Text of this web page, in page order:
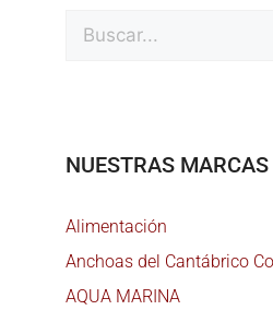
NUESTRAS MARCAS
Alimentación
Anchoas del Cantábrico
AQUA MARINA